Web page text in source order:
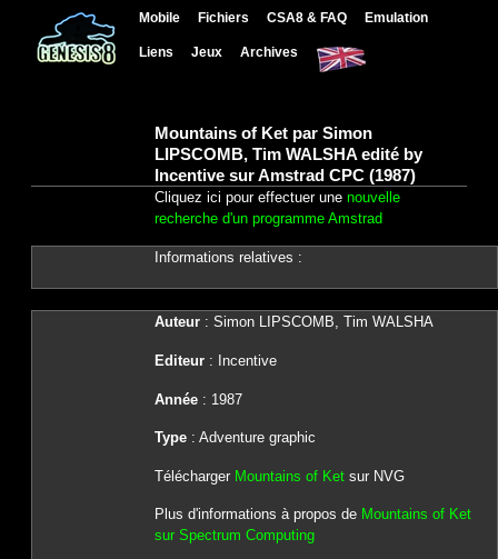
Mobile Fichiers CSA8 & FAQ Emulation
Liens Jeux Archives
Mountains of Ket par Simon
LIPSCOMB, Tim WALSHA edité by
Incentive sur Amstrad CPC (1987)
Cliquez ici pour effectuer une nouvelle
recherche d'un programme Amstrad
Informations relatives :
Auteur: Simon LIPSCOMB, Tim WALSHA
Editeur: Incentive
Année: 1987
Type: Adventure graphic
Télécharger Mountains of Ketsur NVG
Plus d'informations à propos de Mountains of Ket
sur Spectrum Computing